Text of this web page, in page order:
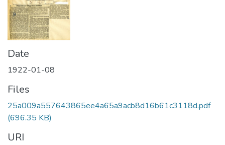
Date
1922-01-08
Files
25a009a557643865ee4a65a9acb8d16b61c3118d.pdf
(696.35 KB)
URI